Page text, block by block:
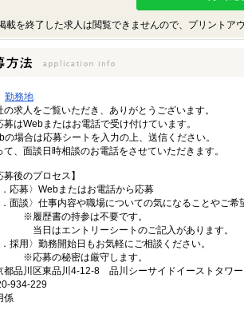
載を終了した求人は閲覧できませんので、プリントア
勤務地
の求人をご覧いただき、ありがとうございます。
募はWebまたはお電話で受け付けています。
の場合は応募シートを入力の上、送信ください。
て、面談日時相談のお電話をさせていただきます。
募後のプロセス】
．応募〉Webまたはお電話から応募
．面談〉仕事内容や職場についての気になることやご希
歴書の持参は不要です。
日はエントリーシートのご記入があります。
．採用〉勤務開始日もお気軽にご相談ください。
募の秘密は厳守します。
都品川区東品川4-12-8 品川シーサイドイーストタワー
934-229
係